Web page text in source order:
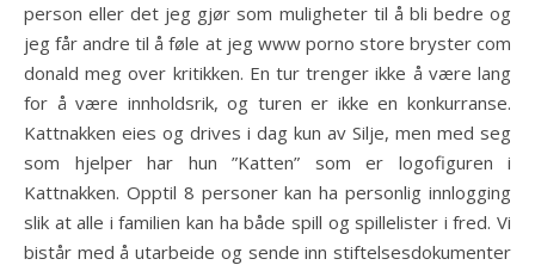
person eller det jeg gjør som muligheter til å bli bedre og
jeg får andre til å føle at jeg www porno store bryster com
donald meg over kritikken. En tur trenger ikke å være lang
for å være innholdsrik, og turen er ikke en konkurranse.
Kattnakken eies og drives i dag kun av Silje, men med seg
som hjelper har hun ”Katten” som er logofiguren i
Kattnakken. Opptil 8 personer kan ha personlig innlogging
slik at alle i familien kan ha både spill og spillelister i fred. Vi
bistår med å utarbeide og sende inn stiftelsesdokumenter